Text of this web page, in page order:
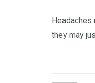
they may